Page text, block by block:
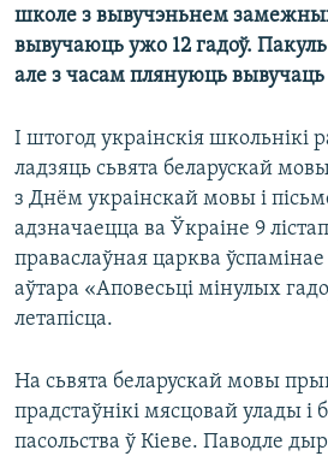
школе з вывучэньнем
вывучаюць ужо 12 гадоў.
але з часам плянуюць
І штогод украінскія школьнікі
ладзяць сьвята беларускай
з Днём украінскай мовы і
адзначаецца ва Ўкраіне 9
праваслаўная царква
аўтара «Аповесьці мінулых
летапісца.
На сьвята беларускай мовы
прадстаўнікі мясцовай улады і
пасольства ў Кіеве. Паводле